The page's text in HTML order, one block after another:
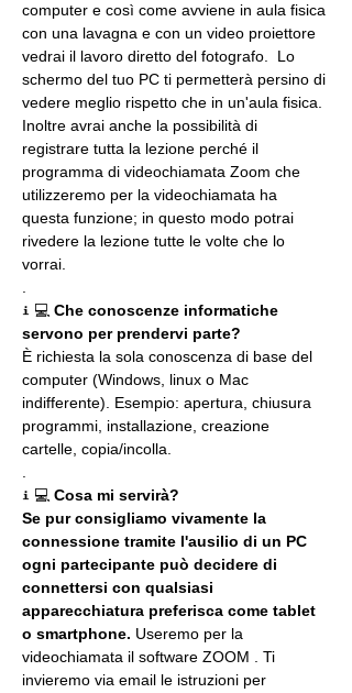
computer e così come avviene in aula fisica
con una lavagna e con un video proiettore
vedrai il lavoro diretto del fotografo.  Lo
schermo del tuo PC ti permetterà persino di
vedere meglio rispetto che in un'aula fisica.
Inoltre avrai anche la possibilità di
registrare tutta la lezione perché il
programma di videochiamata Zoom che
utilizzeremo per la videochiamata ha
questa funzione; in questo modo potrai
rivedere la lezione tutte le volte che lo
vorrai.
ℹ 💻 Che conoscenze informatiche
servono per prendervi parte?
È richiesta la sola conoscenza di base del
computer (Windows, linux o Mac
indifferente). Esempio: apertura, chiusura
programmi, installazione, creazione
cartelle, copia/incolla.
ℹ 💻 Cosa mi servirà?
Se pur consigliamo vivamente la
connessione tramite l'ausilio di un PC
ogni partecipante può decidere di
connettersi con qualsiasi
apparecchiatura preferisca come tablet
o smartphone. Useremo per la
videochiamata il software ZOOM . Ti
invieremo via email le istruzioni per